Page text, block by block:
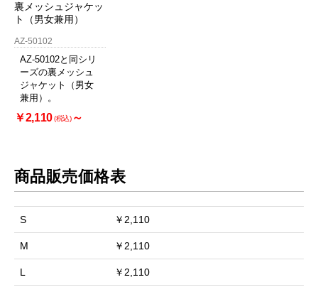
裏メッシュジャケッ
ト（男女兼用）
AZ-50102
AZ-50102と同シリ
ーズの裏メッシュ
ジャケット（男女
兼用）。
￥2,110(税込)～
商品販売価格表
S ￥2,110
M ￥2,110
L ￥2,110